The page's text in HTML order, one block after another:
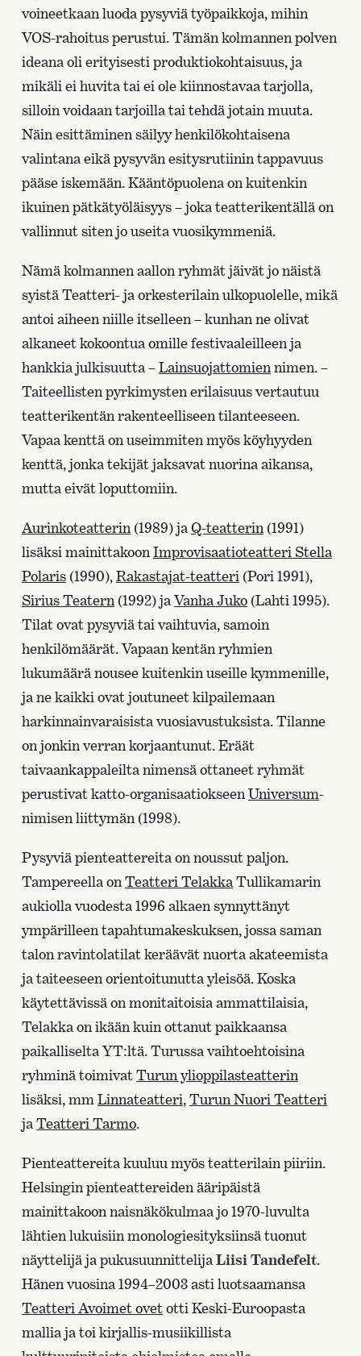
voineetkaan luoda pysyviä työpaikkoja, mihin
VOS-rahoitus perustui. Tämän kolmannen polven
ideana oli erityisesti produktiokohtaisuus, ja
mikäli ei huvita tai ei ole kiinnostavaa tarjolla,
silloin voidaan tarjoilla tai tehdä jotain muuta.
Näin esittäminen säilyy henkilökohtaisena
valintana eikä pysyvän esitysrutiinin tappavuus
pääse iskemään. Kääntöpuolena on kuitenkin
ikuinen pätkätyöläisyys – joka teatterikentällä on
vallinnut siten jo useita vuosikymmeniä.
Nämä kolmannen aallon ryhmät jäivät jo näistä
syistä Teatteri- ja orkesterilain ulkopuolelle, mikä
antoi aiheen niille itselleen – kunhan ne olivat
alkaneet kokoontua omille festivaaleilleen ja
hankkia julkisuutta –Lainsuojattomien nimen. –
Taiteellisten pyrkimysten erilaisuus vertautuu
teatterikentän rakenteelliseen tilanteeseen.
Vapaa kenttä on useimmiten myös köyhyyden
kenttä, jonka tekijät jaksavat nuorina aikansa,
mutta eivät loputtomiin.
Aurinkoteatterin (1989) jaQ-teatterin (1991)
lisäksi mainittakoon Improvisaatioteatteri Stella
Polaris(1990),Rakastajat-teatteri (Pori 1991),
Sirius Teatern (1992) jaVanha Juko(Lahti 1995).
Tilat ovat pysyviä tai vaihtuvia, samoin
henkilömäärät. Vapaan kentän ryhmien
lukumäärä nousee kuitenkin useille kymmenille,
ja ne kaikki ovat joutuneet kilpailemaan
harkinnainvaraisista vuosiavustuksista. Tilanne
on jonkin verran korjaantunut. Eräät
taivaankappaleilta nimensä ottaneet ryhmät
perustivat katto-organisaatiokseen Universum-
nimisen liittymän (1998).
Pysyviä pienteattereita on noussut paljon.
Tampereella on Teatteri TelakkaTullikamarin
aukiolla vuodesta 1996 alkaen synnyttänyt
ympärilleen tapahtumakeskuksen, jossa saman
talon ravintolatilat keräävät nuorta akateemista
ja taiteeseen orientoitunutta yleisöä. Koska
käytettävissä on monitaitoisia ammattilaisia,
Telakka on ikään kuin ottanut paikkaansa
paikalliselta YT:ltä. Turussa vaihtoehtoisina
ryhminä toimivatTurun ylioppilasteatterin
lisäksi, mm Linnateatteri,Turun Nuori Teatteri
jaTeatteri Tarmo.
Pienteattereita kuuluu myös teatterilain piiriin.
Helsingin pienteattereiden ääripäistä
mainittakoon naisnäkökulmaa jo 1970-luvulta
lähtien lukuisiin monologiesityksiinsä tuonut
näyttelijä ja pukusuunnittelijaLiisi Tandefelt.
Hänen vuosina 1994–2003 asti luotsaamansa
Teatteri Avoimet ovetotti Keski-Euroopasta
mallia ja toi kirjallis-musiikillista